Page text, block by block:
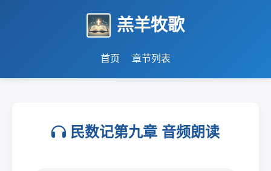
羔羊牧歌
首页 章节列表
民数记第九章 音频朗读